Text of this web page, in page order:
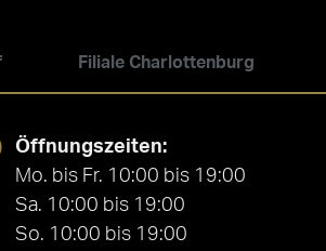
Filiale Charlottenburg
Öffnungszeiten:
Mo. bis Fr. 10:00 bis 19:00
Sa. 10:00 bis 19:00
So. 10:00 bis 19:00